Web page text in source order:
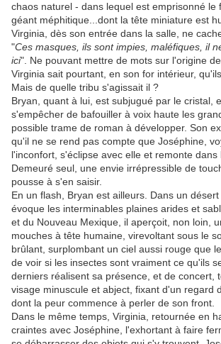
chaos naturel - dans lequel est emprisonné le
géant méphitique...dont la tête miniature est
Virginia, dès son entrée dans la salle, ne
"Ces masques, ils sont impies, maléfiques, il
ici". Ne pouvant mettre de mots sur l'origine
Virginia sait pourtant, en son for intérieur,
Mais de quelle tribu s'agissait il ?
Bryan, quant à lui, est subjugué par le cristal,
s'empêcher de bafouiller à voix haute les
possible trame de roman à développer. Son
qu'il ne se rend pas compte que Joséphine,
l'inconfort, s'éclipse avec elle et remonte dans
Demeuré seul, une envie irrépressible de
pousse à s'en saisir.
En un flash, Bryan est ailleurs. Dans un
évoque les interminables plaines arides et
et du Nouveau Mexique, il aperçoit, non loin,
mouches à tête humaine, virevoltant sous le
brûlant, surplombant un ciel aussi rouge que
de voir si les insectes sont vraiment ce qu'ils
derniers réalisent sa présence, et de concert,
visage minuscule et abject, fixant d'un regard
dont la peur commence à perler de son front.
Dans le même temps, Virginia, retournée en
craintes avec Joséphine, l'exhortant à faire